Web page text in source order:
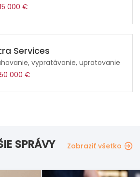
15 000 €
Services
vypratávanie, upratovanie
50 000 €
SPRÁVY Zobraziť všetko